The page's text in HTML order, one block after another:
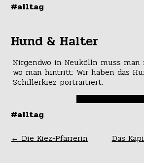
#alltag
Hund & Halter
Nirgendwo in Neukölln muss man
wo man hintritt: Wir haben das
Schillerkiez portraitiert.
#alltag
← Die Kiez-Pfarrerin Das